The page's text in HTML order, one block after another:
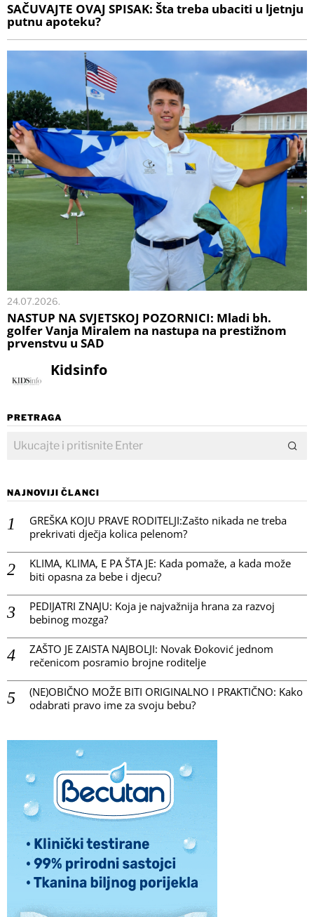
SAČUVAJTE OVAJ SPISAK: Šta treba ubaciti u ljetnju
putnu apoteku?
24.07.2026.
NASTUP NA SVJETSKOJ POZORNICI: Mladi bh.
golfer Vanja Miralem na nastupa na prestižnom
prvenstvu u SAD
Kidsinfo
PRETRAGA
NAJNOVIJI ČLANCI
GREŠKA KOJU PRAVE RODITELJI:Zašto nikada ne treba
prekrivati dječja kolica pelenom?
KLIMA, KLIMA, E PA ŠTA JE: Kada pomaže, a kada može
biti opasna za bebe i djecu?
PEDIJATRI ZNAJU: Koja je najvažnija hrana za razvoj
bebinog mozga?
ZAŠTO JE ZAISTA NAJBOLJI: Novak Đoković jednom
rečenicom posramio brojne roditelje
(NE)OBIČNO MOŽE BITI ORIGINALNO I PRAKTIČNO: Kako
odabrati pravo ime za svoju bebu?